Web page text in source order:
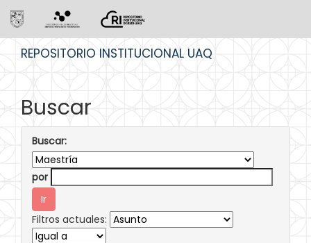
REPOSITORIO INSTITUCIONAL UAQ
Buscar
Buscar:
por
Filtros actuales: